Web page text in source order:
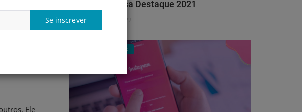
Se inscrever
Apesar
para ser
Ele
Troféu Empresa Destaque 2021
adm Abr 11, 2022
Clube de Negócios